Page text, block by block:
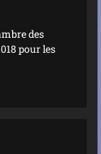
des
pour les